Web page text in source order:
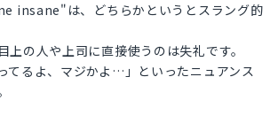
insane"は、どちらかというとスラング的
上の人や上司に直接使うのは失礼です。
てるよ、マジかよ…」といったニュアンス